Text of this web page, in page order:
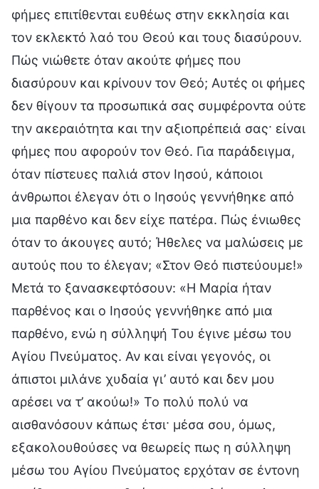
φήμες επιτίθενται ευθέως στην εκκλησία και
τον εκλεκτό λαό του Θεού και τους διασύρουν.
Πώς νιώθετε όταν ακούτε φήμες που
διασύρουν και κρίνουν τον Θεό; Αυτές οι φήμες
δεν θίγουν τα προσωπικά σας συμφέροντα ούτε
την ακεραιότητα και την αξιοπρέπειά σας· είναι
φήμες που αφορούν τον Θεό. Για παράδειγμα,
όταν πίστευες παλιά στον Ιησού, κάποιοι
άνθρωποι έλεγαν ότι ο Ιησούς γεννήθηκε από
μια παρθένο και δεν είχε πατέρα. Πώς ένιωθες
όταν το άκουγες αυτό; Ήθελες να μαλώσεις με
αυτούς που το έλεγαν; «Στον Θεό πιστεύουμε!»
Μετά το ξανασκεφτόσουν: «Η Μαρία ήταν
παρθένος και ο Ιησούς γεννήθηκε από μια
παρθένο, ενώ η σύλληψή Του έγινε μέσω του
Αγίου Πνεύματος. Αν και είναι γεγονός, οι
άπιστοι μιλάνε χυδαία γι’ αυτό και δεν μου
αρέσει να τ’ ακούω!» Το πολύ πολύ να
αισθανόσουν κάπως έτσι· μέσα σου, όμως,
εξακολουθούσες να θεωρείς πως η σύλληψη
μέσω του Αγίου Πνεύματος ερχόταν σε έντονη